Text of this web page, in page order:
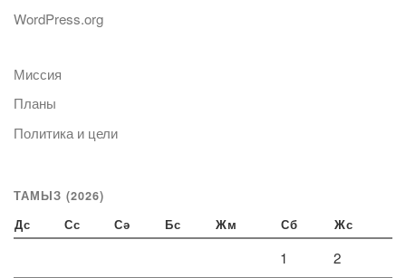
WordPress.org
Миссия
Планы
Политика и цели
ТАМЫЗ (2026)
Дс Сс Сә Бс Жм Сб Жс
1 2